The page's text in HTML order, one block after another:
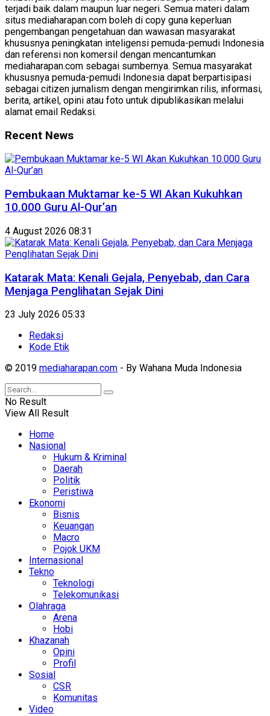
terjadi baik dalam maupun luar negeri. Semua materi dalam
situs mediaharapan.com boleh di copy guna keperluan
pengembangan pengetahuan dan wawasan masyarakat
khususnya peningkatan inteligensi pemuda-pemudi Indonesia
dan referensi non komersil dengan mencantumkan
mediaharapan.com sebagai sumbernya. Semua masyarakat
khususnya pemuda-pemudi Indonesia dapat berpartisipasi
sebagai citizen jurnalism dengan mengirimkan rilis, informasi,
berita, artikel, opini atau foto untuk dipublikasikan melalui
alamat email Redaksi.
Recent News
Pembukaan Muktamar ke-5 WI Akan Kukuhkan
10.000 Guru Al-Qur’an
4 August 2026 08:31
Katarak Mata: Kenali Gejala, Penyebab, dan Cara
Menjaga Penglihatan Sejak Dini
23 July 2026 05:33
Redaksi
Kode Etik
© 2019 mediaharapan.com - By Wahana Muda Indonesia
No Result
View All Result
Home
Nasional
Hukum & Kriminal
Daerah
Politik
Peristiwa
Ekonomi
Bisnis
Keuangan
Macro
Pojok UKM
Internasional
Tekno
Teknologi
Telekomunikasi
Olahraga
Arena
Hobi
Khazanah
Opini
Profil
Sosial
CSR
Komunitas
Video